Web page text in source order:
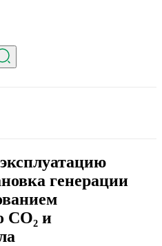
генерации
CO₂ и